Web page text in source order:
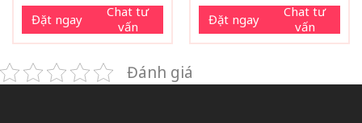
Đặt ngay
Chat tư
vấn
Đặt ngay
Chat tư
vấn
Đánh giá